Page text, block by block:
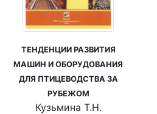
ТЕНДЕНЦИИ РАЗВИТИЯ
МАШИН И ОБОРУДОВАНИЯ
ДЛЯ ПТИЦЕВОДСТВА ЗА
РУБЕЖОМ
Кузьмина Т.Н.